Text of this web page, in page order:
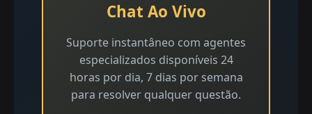
Chat Ao Vivo
Suporte instantâneo com agentes
especializados disponíveis 24
horas por dia, 7 dias por semana
para resolver qualquer questão.